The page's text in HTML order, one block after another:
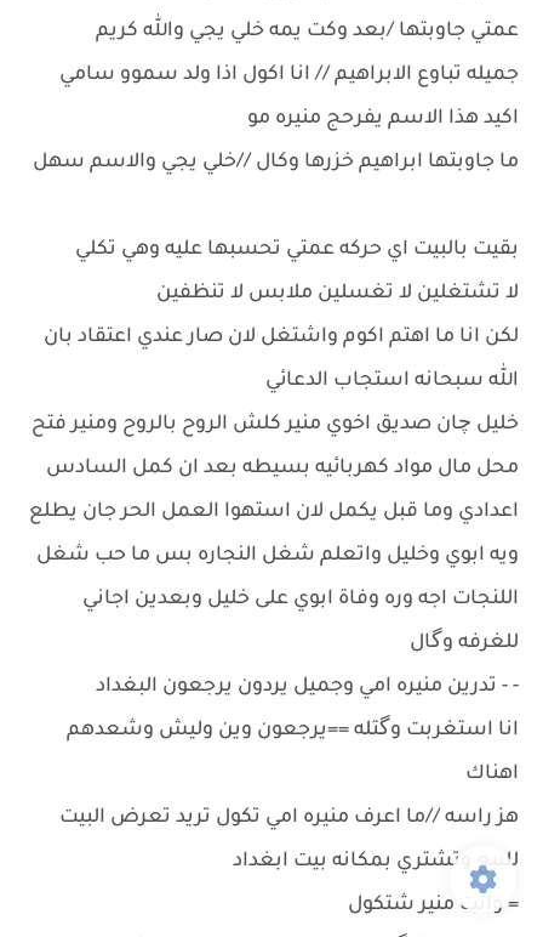
عمتي جاوبتها /بعد وكت يمه خلي يجي والله كريم
جميله تباوع الابراهيم // انا اكول اذا ولد سموو سامي
اكيد هذا الاسم يفرحج منيره مو
ما جاوبتها ابراهيم خزرها وكال //خلي يجي والاسم سهل
بقيت بالبيت اي حركه عمتي تحسبها عليه وهي تكلي
لا تشتغلين لا تغسلين ملابس لا تنظفين
لكن انا ما اهتم اكوم واشتغل لان صار عندي اعتقاد بان
الله سبحانه استجاب الدعائي
خليل چان صديق اخوي منير كلش الروح بالروح ومنير فتح
محل مال مواد كهربائيه بسيطه بعد ان كمل السادس
اعدادي وما قبل يكمل لان استهوا العمل الحر جان يطلع
ويه ابوي وخليل واتعلم شغل النجاره بس ما حب شغل
اللنجات اجه وره وفاة ابوي على خليل وبعدين اجاني
للغرفه وگال
- - تدرين منيره امي وجميل يردون يرجعون البغداد
انا استغربت وگتله ==يرجعون وين وليش وشعدهم
اهناك
هز راسه //ما اعرف منيره امي تكول تريد تعرض البيت
للبيع وتشتري بمكانه بيت ابغداد
= وانت منير شتكول